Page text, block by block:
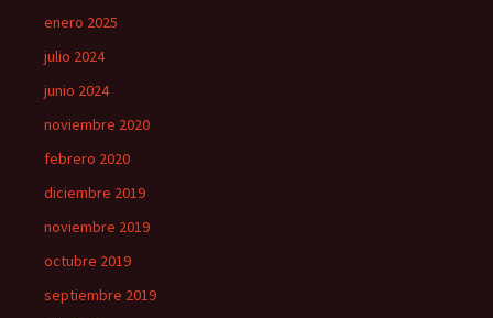
enero 2025
julio 2024
junio 2024
noviembre 2020
febrero 2020
diciembre 2019
noviembre 2019
octubre 2019
septiembre 2019